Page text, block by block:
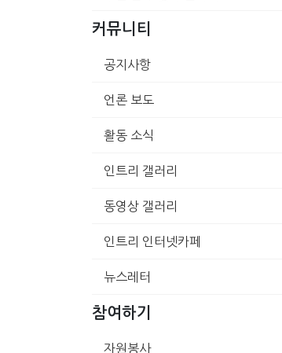
커뮤니티
공지사항
언론 보도
활동 소식
인트리 갤러리
동영상 갤러리
인트리 인터넷카페
뉴스레터
참여하기
자원봉사